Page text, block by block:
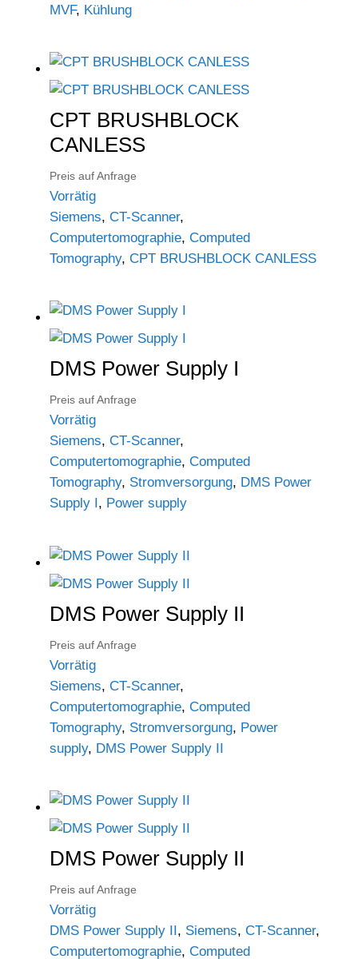
MVF, Kühlung
CPT BRUSHBLOCK
CANLESS
Preis auf Anfrage
Vorrätig
Siemens, CT-Scanner,
Computertomographie, Computed
Tomography, CPT BRUSHBLOCK CANLESS
DMS Power Supply I
Preis auf Anfrage
Vorrätig
Siemens, CT-Scanner,
Computertomographie, Computed
Tomography, Stromversorgung, DMS Power
Supply I , Power supply
DMS Power Supply II
Preis auf Anfrage
Vorrätig
Siemens, CT-Scanner,
Computertomographie, Computed
Tomography, Stromversorgung, Power
supply, DMS Power Supply II
DMS Power Supply II
Preis auf Anfrage
Vorrätig
DMS Power Supply II, Siemens, CT-Scanner,
Computertomographie, Computed